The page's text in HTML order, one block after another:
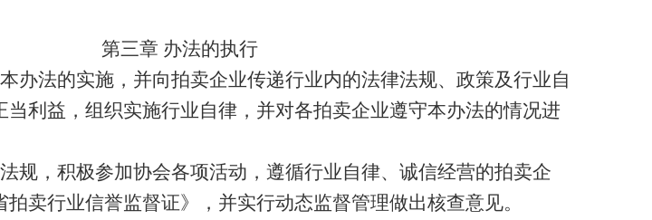
第三章 办法的执行
办法的实施，并向拍卖企业传递行业内的法律法规、政策及行业自
利益，组织实施行业自律，并对各拍卖企业遵守本办法的情况进
规，积极参加协会各项活动，遵循行业自律、诚信经营的拍卖企
卖行业信誉监督证》，并实行动态监督管理做出核查意见。